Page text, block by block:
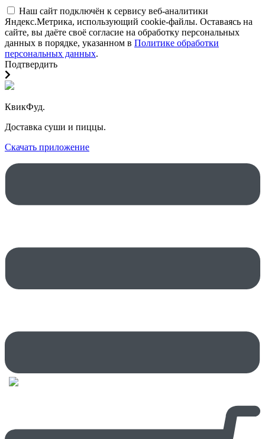
Наш сайт подключён к сервису веб-аналитики
Яндекс.Метрика, использующий cookie-файлы. Оставаясь на
сайте, вы даёте своё согласие на обработку персональных
данных в порядке, указанном в Политике обработки
персональных данных.
Подтвердить
КвикФуд.
Доставка суши и пиццы.
Скачать приложение